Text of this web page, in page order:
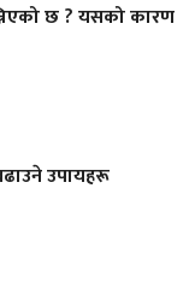
छ ? यसको कारण
उपायहरू